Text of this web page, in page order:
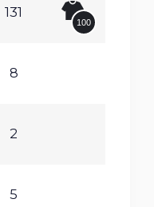
131
100
8
2
5